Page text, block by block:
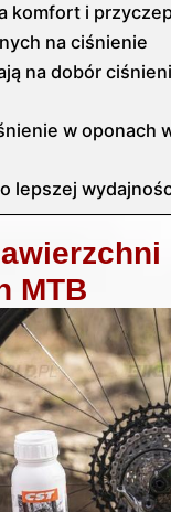
komfort i
na ciśnienie
na dobór
w oponach
lepszej
MTB